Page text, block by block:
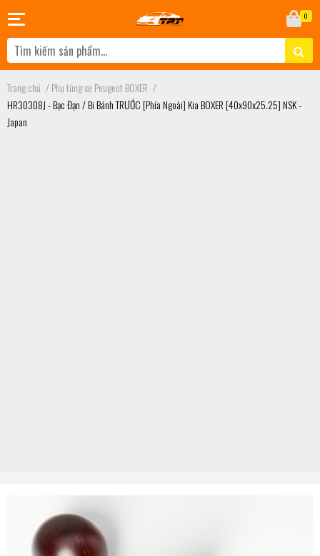
0
Trang chủ /Phụ tùng xe Peugeot BOXER /
HR30308J - Bạc Đạn / Bi Bánh TRƯỚC [Phía Ngoài] Kia BOXER [40x90x25.25] NSK -
Japan